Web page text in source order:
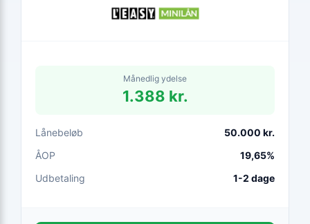
Månedlig ydelse
1.388 kr.
Lånebeløb
50.000 kr.
ÅOP
19,65%
Udbetaling
1-2 dage